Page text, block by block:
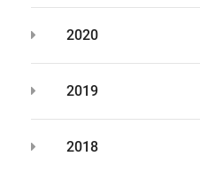
2020
2019
2018